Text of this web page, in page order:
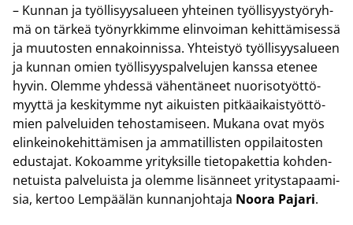
– Kun­nan ja työl­li­syy­sa­lu­een yh­tei­nen työl­li­syys­työ­ryh­
mä on tär­keä työ­nyrk­kim­me elin­voi­man ke­hit­tä­mi­ses­sä
ja muu­tos­ten en­na­koin­nis­sa. Yh­teis­työ työl­li­syy­sa­lu­een
ja kun­nan omien työl­li­syys­pal­ve­lu­jen kans­sa ete­nee
hyvin. Olem­me yh­des­sä vä­hen­tä­neet nuo­ri­so­työt­tö­
myyt­tä ja kes­ki­tym­me nyt ai­kuis­ten pit­kä­ai­kais­työt­tö­
mien pal­ve­lui­den te­hos­ta­mi­seen. Mu­ka­na ovat myös
elin­kei­no­ke­hit­tä­mi­sen ja am­ma­til­lis­ten op­pi­lai­tos­ten
edus­ta­jat. Ko­koam­me yri­tyk­sil­le tie­to­pa­ket­tia koh­den­
ne­tuis­ta pal­ve­luis­ta ja olem­me li­sän­neet yri­tys­ta­paa­mi­
sia, ker­too Lem­pää­län kun­nan­joh­ta­ja Noora Pa­ja­ri.